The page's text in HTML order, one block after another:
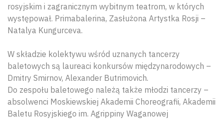
rosyjskim i zagranicznym wybitnym teatrom, w których
występował. Primabalerina, Zasłużona Artystka Rosji –
Natalya Kungurceva.
W składzie kolektywu wśród uznanych tancerzy
baletowych są laureaci konkursów międzynarodowych –
Dmitry Smirnov, Alexander Butrimovich.
Do zespołu baletowego należą także młodzi tancerzy –
absolwenci Moskiewskiej Akademii Choreografii, Akademii
Baletu Rosyjskiego im. Agrippiny Waganowej